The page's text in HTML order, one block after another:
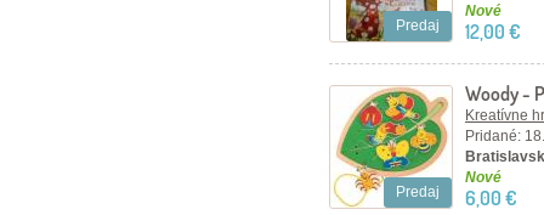
Predaj
Nové
12,00 €
Predaj
Woody -
Kreatívne
Pridané:
Nové
6,00 €